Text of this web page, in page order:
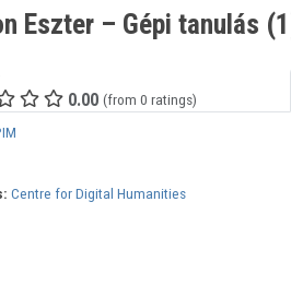
Eszter – Gépi tanulás
0.00 (from 0 ratings)
Centre for Digital Humanities